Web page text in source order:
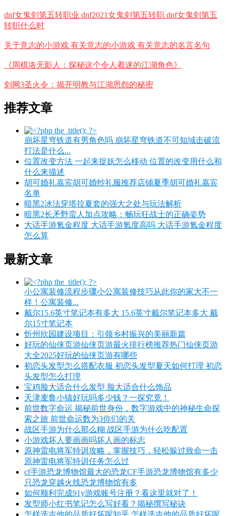
dnf女鬼剑第五转职业 dnf2021女鬼剑第五转职 dnf女鬼剑第五
转职什么时
关于意志的小游戏 有关意志的小游戏 有关意志的名言名句
《周棋洛无影人：探秘这个令人着迷的江湖角色》
剑网3圣火令：揭开明教与江湖恩怨的秘密
推荐文章
崩坏星穹铁道有男角色吗 崩坏星穹铁道不可知域击破流
打法是什么...
位置改变方法 一起来捉妖怎么移动 位置的改变用什么和
什么来描述
胡可婚礼嘉宾胡可婚纱礼服推荐店铺夏季胡可婚礼嘉宾
名单
暗黑2冰法穿塔拉夏套的强大之处与玩法解析
暗黑2长矛野蛮人加点攻略：畅玩狂战士的正确姿势
大话手游氪金程度 大话手游氪度高吗 大话手游氪金程度
怎么算
最新文章
小公寓装修流程步骤小公寓装修技巧从此你的家大不一
样！公寓装修...
戴尔15.6英寸笔记本有多大 15.6英寸戴尔笔记本多大 戴
尔15寸笔记本
忻州欣园建设项目：引领乡村振兴的美丽新篇
好玩的仙侠页游仙侠页游最火排行榜推荐热门仙侠页游
大全2025好玩的仙侠页游有哪些
初恋头发型怎么搭配衣服 初恋头发型夏天如何打理 初恋
头发型怎么打理
宝鸡脸大适合什么发型 脸大适合什么饰品
天津麦鲁小镇好玩吗多少钱？一探究竟！
前世数字命运 揭秘前世身份，数字游戏中的神秘生命探
索之旅 前世命运数为3你们的关
战区手游为什么那么糊 战区手游为什么吃配置
小游戏坏人要画画吗坏人画的标志
原神雷电将军特训攻略，掌握技巧，轻松躲过致命一击
原神雷电将军特训任务怎么过
cf手游恐龙博物馆最大的恐龙CF手游恐龙博物馆有多少
只恐龙穿越火线恐龙博物馆有多
如何顺利完成91y游戏账号注册？看这里就对了！
发型师小红书笔记怎么写好看？揭秘撰写秘诀